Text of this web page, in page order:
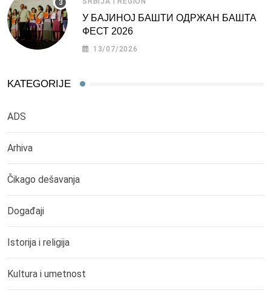
У БАЈИНОЈ БАШТИ ОДРЖАН БАШТА
ФЕСТ 2026
13/07/2026
KATEGORIJE
ADS
Arhiva
Čikago dešavanja
Događaji
Istorija i religija
Kultura i umetnost